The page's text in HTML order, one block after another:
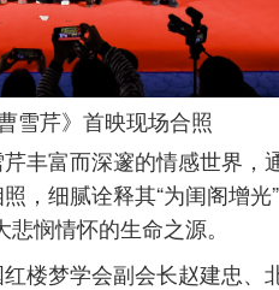
雪芹》首映现场合照
丰富而深邃的情感世界，
，细腻诠释其“为闺阁增光
悯情怀的生命之源。
楼梦学会副会长赵建忠、